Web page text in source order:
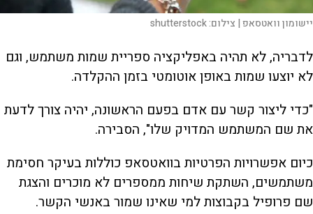
יישומון וואטסאפ | צילום:shutterstock
לדבריה, לא תהיה באפליקציה ספריית שמות משתמש, וגם
לא יוצעו שמות באופן אוטומטי בזמן ההקלדה.
"כדי ליצור קשר עם אדם בפעם הראשונה, יהיה צורך לדעת
את שם המשתמש המדויק שלו", הסבירה.
כיום אפשרויות הפרטיות בוואטסאפ כוללות בעיקר חסימת
משתמשים, השתקת שיחות ממספרים לא מוכרים והצגת
שם פרופיל בקבוצות למי שאינו שמור באנשי הקשר.